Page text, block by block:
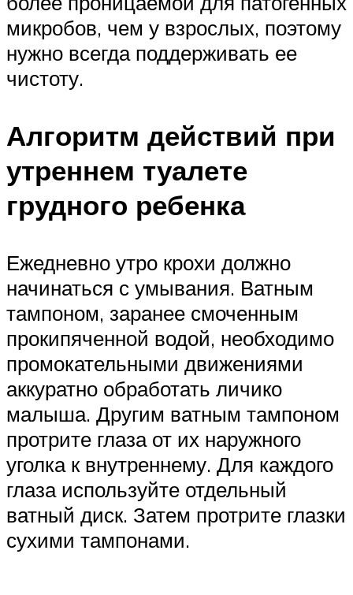
микробов, чем у взрослых, поэтому
нужно всегда поддерживать ее
чистоту.
Алгоритм действий при
утреннем туалете
грудного ребенка
Ежедневно утро крохи должно
начинаться с умывания. Ватным
тампоном, заранее смоченным
прокипяченной водой, необходимо
промокательными движениями
аккуратно обработать личико
малыша. Другим ватным тампоном
протрите глаза от их наружного
уголка к внутреннему. Для каждого
глаза используйте отдельный
ватный диск. Затем протрите глазки
сухими тампонами.